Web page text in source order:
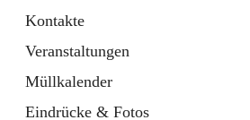
Kontakte
Veranstaltungen
Müllkalender
Eindrücke & Fotos